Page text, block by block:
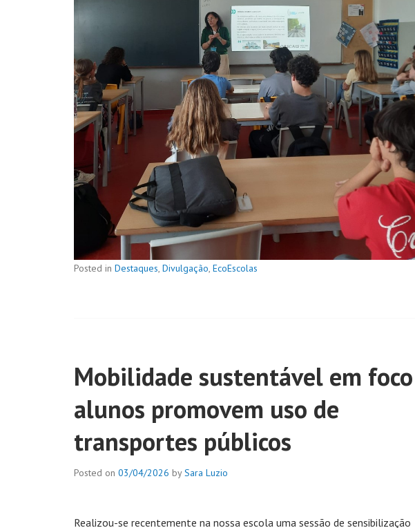
Posted in Destaques, Divulgação, EcoEscolas
Mobilidade sustentável em
alunos promovem uso de
transportes públicos
Posted on 03/04/2026 bySara Luzio
Realizou-se recentemente na nossa escola uma sessão de sensibilização